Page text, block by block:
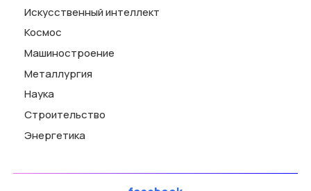
Искусственный интеллект
Космос
Машиностроение
Металлургия
Наука
Строительство
Энергетика